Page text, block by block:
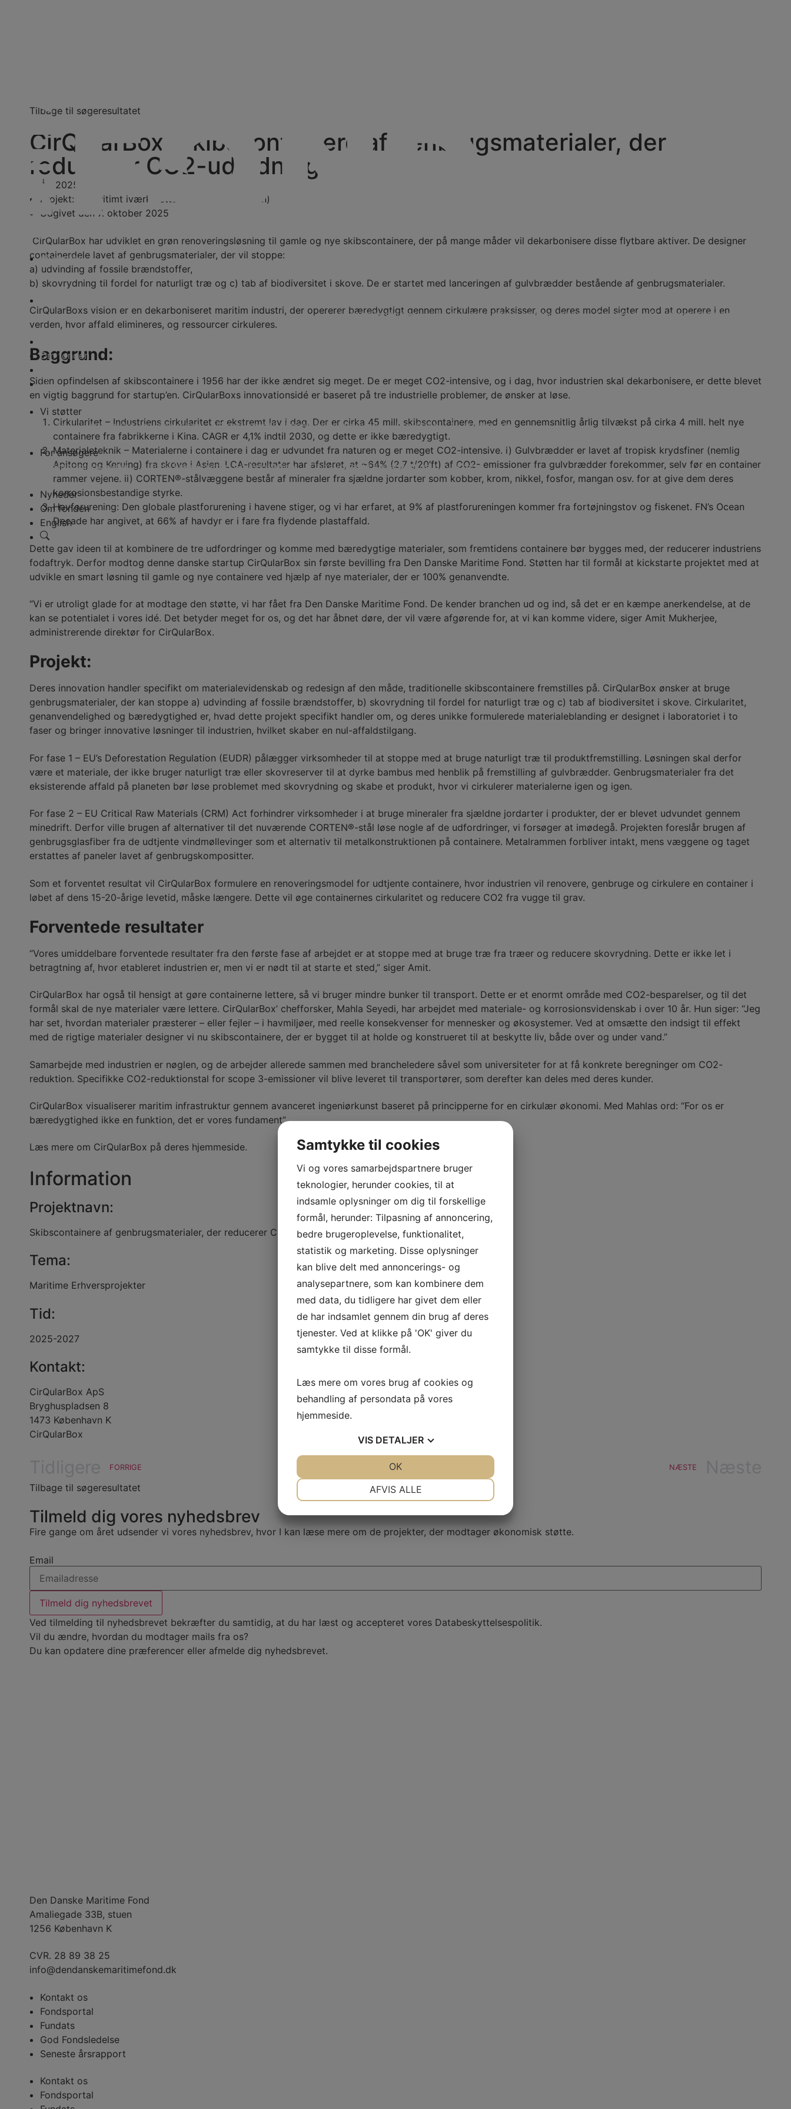
Vi støtter
Ansøgningsfrister
Lån til iværksætteri og innovation Donationer til almennyttige projekter
Om fonden
Vi støtter
Lån til iværksætteri og innovation
Donationer til almennyttige projekter Projekter Vi støtter ikke
For ansøgere
Ansøgningsfrister
Lån til iværksætteri og innovation Donationer til almennyttige projekter
Nyheder
Om fonden
English
Tilbage til søgeresultatet
CirQularBox, Skibscontainere af genbrugsmaterialer, der
reducerer CO2-udledning
År:
2025
Projekt:
1. Maritimt iværksætteri og innovation (lån)
Udgivet den 7. oktober 2025
CirQularBox har udviklet en grøn renoveringsløsning til gamle og nye skibscontainere, der på mange måder vil dekarbonisere disse flytbare aktiver. De designer
containerdele lavet af genbrugsmaterialer, der vil stoppe:
a) udvinding af fossile brændstoffer,
b) skovrydning til fordel for naturligt træ og c) tab af biodiversitet i skove. De er startet med lanceringen af ​​gulvbrædder bestående af genbrugsmaterialer.
CirQularBoxs vision er en dekarboniseret maritim industri, der opererer bæredygtigt gennem cirkulære praksisser, og deres model sigter mod at operere i en
verden, hvor affald elimineres, og ressourcer cirkuleres.
Baggrund:
Siden opfindelsen af ​​skibscontainere i 1956 har der ikke ændret sig meget. De er meget CO2-intensive, og i dag, hvor industrien skal dekarbonisere, er dette blevet
en vigtig baggrund for startup’en. CirQularBoxs innovationsidé er baseret på tre industrielle problemer, de ønsker at løse.
Cirkularitet – Industriens cirkularitet er ekstremt lav i dag. Der er cirka 45 mill. skibscontainere, med en gennemsnitlig årlig tilvækst på cirka 4 mill. helt nye
containere fra fabrikkerne i Kina. CAGR er 4,1% indtil 2030, og dette er ikke bæredygtigt.
Materialeteknik – Materialerne i containere i dag er udvundet fra naturen og er meget CO2-intensive. i) Gulvbrædder er lavet af tropisk krydsfiner (nemlig
Apitong og Keruing) fra skove i Asien. LCA-resultater har afsløret, at ~64% (2,7 t/20’ft) af CO2- emissioner fra gulvbrædder forekommer, selv før en container
rammer vejene. ii) CORTEN®-stålvæggene består af mineraler fra sjældne jordarter som kobber, krom, nikkel, fosfor, mangan osv. for at give dem deres
korrosionsbestandige styrke.
Havforurening: Den globale plastforurening i havene stiger, og vi har erfaret, at 9% af plastforureningen kommer fra fortøjningstov og fiskenet. FN’s Ocean
Decade har angivet, at 66% af havdyr er i fare fra flydende plastaffald.
Dette gav ideen til at kombinere de tre udfordringer og komme med bæredygtige materialer, som fremtidens containere bør bygges med, der reducerer industriens
fodaftryk. Derfor modtog denne danske startup CirQularBox sin første bevilling fra Den Danske Maritime Fond. Støtten har til formål at kickstarte projektet med at
udvikle en smart løsning til gamle og nye containere ved hjælp af nye materialer, der er 100% genanvendte.
“Vi er utroligt glade for at modtage den støtte, vi har fået fra Den Danske Maritime Fond. De kender branchen ud og ind, så det er en kæmpe anerkendelse, at de
kan se potentialet i vores idé. Det betyder meget for os, og det har åbnet døre, der vil være afgørende for, at vi kan komme videre, siger Amit Mukherjee,
administrerende direktør for CirQularBox.
Projekt:
Deres innovation handler specifikt om materialevidenskab og redesign af den måde, traditionelle skibscontainere fremstilles på. CirQularBox ønsker at bruge
genbrugsmaterialer, der kan stoppe a) udvinding af fossile brændstoffer, b) skovrydning til fordel for naturligt træ og c) tab af biodiversitet i skove. Cirkularitet,
genanvendelighed og bæredygtighed er, hvad dette projekt specifikt handler om, og deres unikke formulerede materialeblanding er designet i laboratoriet i to
faser og bringer innovative løsninger til industrien, hvilket skaber en nul-affaldstilgang.
For fase 1 – EU’s Deforestation Regulation (EUDR) pålægger virksomheder til at stoppe med at bruge naturligt træ til produktfremstilling. Løsningen skal derfor
være et materiale, der ikke bruger naturligt træ eller skovreserver til at dyrke bambus med henblik på fremstilling af gulvbrædder. Genbrugsmaterialer fra det
eksisterende affald på planeten bør løse problemet med skovrydning og skabe et produkt, hvor vi cirkulerer materialerne igen og igen.
For fase 2 – EU Critical Raw Materials (CRM) Act forhindrer virksomheder i at bruge mineraler fra sjældne jordarter i produkter, der er blevet udvundet gennem
minedrift. Derfor ville brugen af alternativer til det nuværende CORTEN®-stål løse nogle af de udfordringer, vi forsøger at imødegå. Projekten foreslår brugen af
genbrugsglasfiber fra de udtjente vindmøllevinger som et alternativ til metalkonstruktionen på containere. Metalrammen forbliver intakt, mens væggene og taget
erstattes af paneler lavet af genbrugskompositter.
Som et forventet resultat vil CirQularBox formulere en renoveringsmodel for udtjente containere, hvor industrien vil renovere, genbruge og cirkulere en container i
løbet af dens 15-20-årige levetid, måske længere. Dette vil øge containernes cirkularitet og reducere CO2 fra vugge til grav.
Forventede resultater
“Vores umiddelbare forventede resultater fra den første fase af arbejdet er at stoppe med at bruge træ fra træer og reducere skovrydning. Dette er ikke let i
betragtning af, hvor etableret industrien er, men vi er nødt til at starte et sted,” siger Amit.
CirQularBox har også til hensigt at gøre containerne lettere, så vi bruger mindre bunker til transport. Dette er et enormt område med CO2-besparelser, og til det
formål skal de nye materialer være lettere. CirQularBox’ chefforsker, Mahla Seyedi, har arbejdet med materiale- og korrosionsvidenskab i over 10 år. Hun siger: “Jeg
har set, hvordan materialer præsterer – eller fejler – i havmiljøer, med reelle konsekvenser for mennesker og økosystemer. Ved at omsætte den indsigt til effekt
med de rigtige materialer designer vi nu skibscontainere, der er bygget til at holde og konstrueret til at beskytte liv, både over og under vand.”
Samarbejde med industrien er nøglen, og de arbejder allerede sammen med brancheledere såvel som universiteter for at få konkrete beregninger om CO2-
reduktion. Specifikke CO2-reduktionstal for scope 3-emissioner vil blive leveret til transportører, som derefter kan deles med deres kunder.
CirQularBox visualiserer maritim infrastruktur gennem avanceret ingeniørkunst baseret på principperne for en cirkulær økonomi. Med Mahlas ord: “For os er
bæredygtighed ikke en funktion, det er vores fundament”.
Læs mere om CirQularBox på deres hjemmeside.
Information
Projektnavn:
Skibscontainere af genbrugsmaterialer, der reducerer CO2-udledning
Tema:
Maritime Erhversprojekter
Tid:
2025-2027
Kontakt:
CirQularBox ApS
Bryghuspladsen 8
1473 København K
CirQularBox
FORRIGE NÆSTE
Tilbage til søgeresultatet
Tilmeld dig vores nyhedsbrev
Fire gange om året udsender vi vores nyhedsbrev, hvor I kan læse mere om de projekter, der modtager økonomisk støtte.
Email
Tilmeld dig nyhedsbrevet
Ved tilmelding til nyhedsbrevet bekræfter du samtidig, at du har læst og accepteret vores Databeskyttelsespolitik.
Vil du ændre, hvordan du modtager mails fra os?
Du kan opdatere dine præferencer eller afmelde dig nyhedsbrevet.
Den Danske Maritime Fond
Amaliegade 33B, stuen
1256 København K
CVR. 28 89 38 25
info@dendanskemaritimefond.dk
Kontakt os
Fondsportal
Fundats
God Fondsledelse
Seneste årsrapport
Kontakt os
Fondsportal
Samtykke til cookies
Vi og vores samarbejdspartnere bruger
teknologier, herunder cookies, til at
indsamle oplysninger om dig til forskellige
formål, herunder: Tilpasning af annoncering,
bedre brugeroplevelse, funktionalitet,
statistik og marketing. Disse oplysninger
kan blive delt med annoncerings- og
analysepartnere, som kan kombinere dem
med data, du tidligere har givet dem eller
de har indsamlet gennem din brug af deres
tjenester. Ved at klikke på 'OK' giver du
samtykke til disse formål.
Læs mere om vores brug af cookies og
behandling af persondata på vores
hjemmeside.
VIS DETALJER
AFVIS ALLE
OK